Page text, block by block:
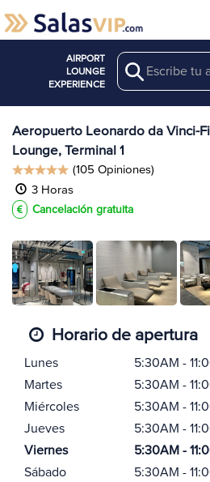
AIRPORT
LOUNGE
EXPERIENCE
Search
Salas en FCO
Aeropuerto Leonardo da Vinci-
Lounge, Terminal 1
(105 Opiniones)
3 Horas
Cancelación gratuita
Horario de apertura
Lunes
5:30AM -
Martes
5:30AM -
Miércoles
5:30AM -
Jueves
5:30AM -
Viernes
5:30AM -
Sábado
5:30AM -